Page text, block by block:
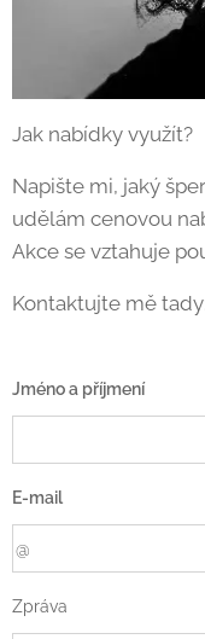
Jak nabídky využít?
Napište mi, jaký
udělám cenovou
Akce se vztahuje
Kontaktujte mě tady:
Jméno a příjmení
E-mail
Zpráva